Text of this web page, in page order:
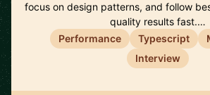
focus on design patterns, and follow
quality results fast.…
Performance
Typescript
Interview